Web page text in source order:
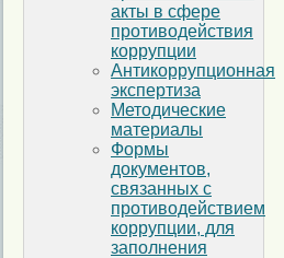
акты в сфере
противодействия
коррупции
Антикоррупционная
экспертиза
Методические
материалы
Формы
документов,
связанных с
противодействием
коррупции, для
заполнения